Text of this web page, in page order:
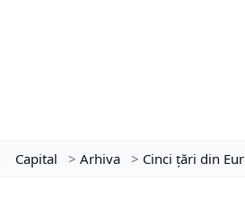
Capital > Arhiva > Cinci ţări din